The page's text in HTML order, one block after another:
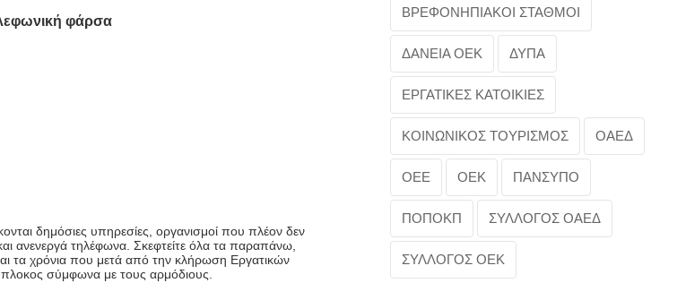
φάρσα
δημόσιες υπηρεσίες, οργανισμοί που πλέον δεν
και ανενεργά τηλέφωνα. Σκεφτείτε όλα τα παραπάνω,
τα χρόνια που μετά από την κλήρωση Εργατικών
σύμφωνα με τους αρμόδιους.
ΒΡΕΦΟΝΗΠΙΑΚΟΙ ΣΤΑΘΜΟΙ
ΔΑΝΕΙΑ ΟΕΚ ΔΥΠΑ
ΕΡΓΑΤΙΚΕΣ ΚΑΤΟΙΚΙΕΣ
ΚΟΙΝΩΝΙΚΟΣ ΤΟΥΡΙΣΜΟΣ ΟΑΕΔ
ΟΕΕ ΟΕΚ ΠΑΝΣΥΠΟ
ΠΟΠΟΚΠ ΣΥΛΛΟΓΟΣ ΟΑΕΔ
ΣΥΛΛΟΓΟΣ ΟΕΚ